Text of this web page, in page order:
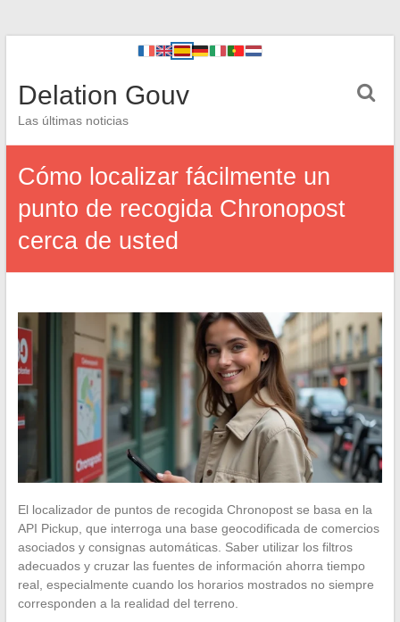
Delation Gouv
Las últimas noticias
Cómo localizar fácilmente un
punto de recogida Chronopost
cerca de usted
El localizador de puntos de recogida Chronopost se basa en la
API Pickup, que interroga una base geocodificada de comercios
asociados y consignas automáticas. Saber utilizar los filtros
adecuados y cruzar las fuentes de información ahorra tiempo
real, especialmente cuando los horarios mostrados no siempre
corresponden a la realidad del terreno.